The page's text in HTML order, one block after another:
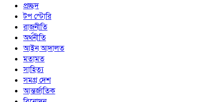
প্রচ্ছদ
টপ স্টোরি
রাজনীতি
অর্থনীতি
আইন আদালত
মতামত
সাহিত্য
সমগ্র দেশ
আন্তর্জাতিক